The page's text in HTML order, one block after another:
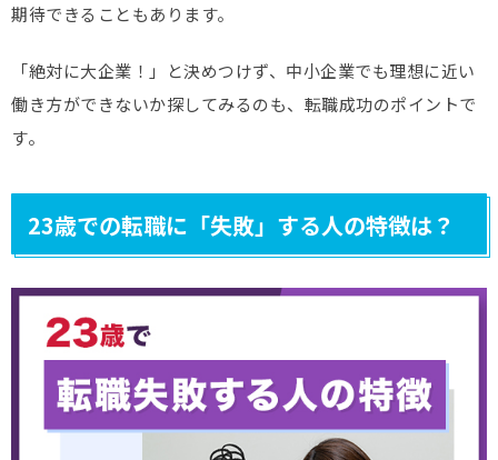
期待できることもあります。
「絶対に大企業！」と決めつけず、中小企業でも理想に近い
働き方ができないか探してみるのも、転職成功のポイントで
す。
23歳での転職に「失敗」する人の特徴は？